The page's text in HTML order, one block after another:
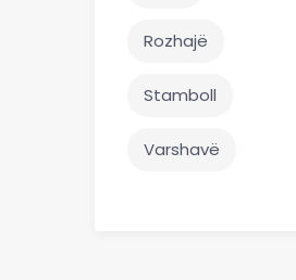
Rozhajë
Stamboll
Varshavë